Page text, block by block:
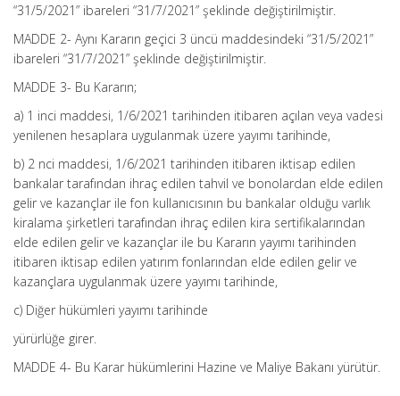
“31/5/2021” ibareleri “31/7/2021” şeklinde değiştirilmiştir.
MADDE 2- Aynı Kararın geçici 3 üncü maddesindeki “31/5/2021”
ibareleri “31/7/2021” şeklinde değiştirilmiştir.
MADDE 3- Bu Kararın;
a) 1 inci maddesi, 1/6/2021 tarihinden itibaren açılan veya vadesi
yenilenen hesaplara uygulanmak üzere yayımı tarihinde,
b) 2 nci maddesi, 1/6/2021 tarihinden itibaren iktisap edilen
bankalar tarafından ihraç edilen tahvil ve bonolardan elde edilen
gelir ve kazançlar ile fon kullanıcısının bu bankalar olduğu varlık
kiralama şirketleri tarafından ihraç edilen kira sertifikalarından
elde edilen gelir ve kazançlar ile bu Kararın yayımı tarihinden
itibaren iktisap edilen yatırım fonlarından elde edilen gelir ve
kazançlara uygulanmak üzere yayımı tarihinde,
c) Diğer hükümleri yayımı tarihinde
yürürlüğe girer.
MADDE 4- Bu Karar hükümlerini Hazine ve Maliye Bakanı yürütür.